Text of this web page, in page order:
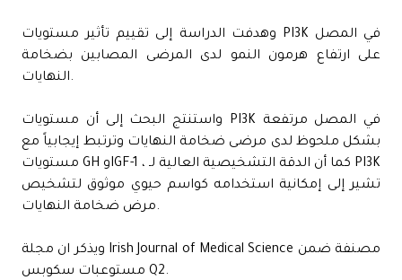
وهدفت الدراسة إلى تقييم تأثير مستويات PI3K في المصل
على ارتفاع هرمون النمو لدى المرضى المصابين بضخامة
النهايات.
واستنتج البحث إلى أن مستويات PI3K في المصل مرتفعة
بشكل ملحوظ لدى مرضى ضخامة النهايات وترتبط إيجابياً مع
مستويات GH وIGF-1 ، كما أن الدقة التشخيصية العالية لـ PI3K
تشير إلى إمكانية استخدامه كواسم حيوي موثوق لتشخيص
مرض ضخامة النهايات.
ويذكر ان مجلة Irish Journal of Medical Science مصنفة ضمن
مستوعبات سكوبس Q2.